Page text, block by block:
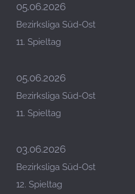
05.06.2026
Bezirksliga Süd-Ost
11. Spieltag
05.06.2026
Bezirksliga Süd-Ost
11. Spieltag
03.06.2026
Bezirksliga Süd-Ost
12. Spieltag